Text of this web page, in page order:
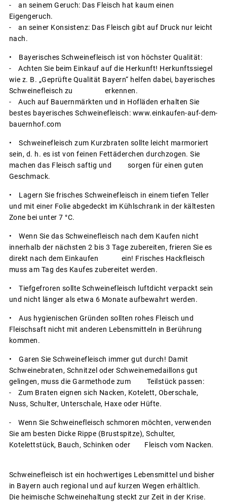
- an seinem Geruch: Das Fleisch hat kaum einen
Eigengeruch.
- an seiner Konsistenz: Das Fleisch gibt auf Druck nur leicht
nach.
• Bayerisches Schweinefleisch ist von höchster Qualität:
- Achten Sie beim Einkauf auf die Herkunft! Herkunftssiegel
wie z. B. „Geprüfte Qualität Bayern“ helfen dabei, bayerisches
Schweinefleisch zu erkennen.
- Auch auf Bauernmärkten und in Hofläden erhalten Sie
bestes bayerisches Schweinefleisch: www.einkaufen-auf-dem-
bauernhof.com
• Schweinefleisch zum Kurzbraten sollte leicht marmoriert
sein, d. h. es ist von feinen Fettäderchen durchzogen. Sie
machen das Fleisch saftig und sorgen für einen guten
Geschmack.
• Lagern Sie frisches Schweinefleisch in einem tiefen Teller
und mit einer Folie abgedeckt im Kühlschrank in der kältesten
Zone bei unter 7 °C.
• Wenn Sie das Schweinefleisch nach dem Kaufen nicht
innerhalb der nächsten 2 bis 3 Tage zubereiten, frieren Sie es
direkt nach dem Einkaufen ein! Frisches Hackfleisch
muss am Tag des Kaufes zubereitet werden.
• Tiefgefroren sollte Schweinefleisch luftdicht verpackt sein
und nicht länger als etwa 6 Monate aufbewahrt werden.
• Aus hygienischen Gründen sollten rohes Fleisch und
Fleischsaft nicht mit anderen Lebensmitteln in Berührung
kommen.
• Garen Sie Schweinefleisch immer gut durch! Damit
Schweinebraten, Schnitzel oder Schweinemedaillons gut
gelingen, muss die Garmethode zum Teilstück passen:
- Zum Braten eignen sich Nacken, Kotelett, Oberschale,
Nuss, Schulter, Unterschale, Haxe oder Hüfte.
- Wenn Sie Schweinefleisch schmoren möchten, verwenden
Sie am besten Dicke Rippe (Brustspitze), Schulter,
Kotelettstück, Bauch, Schinken oder Fleisch vom Nacken.
Schweinefleisch ist ein hochwertiges Lebensmittel und bisher
in Bayern auch regional und auf kurzen Wegen erhältlich.
Die heimische Schweinehaltung steckt zur Zeit in der Krise.